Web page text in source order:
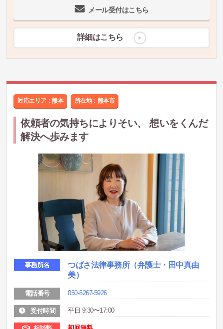
メール受付はこちら
詳細はこちら
対応エリア：熊本 所在地： 熊本市
依頼者の気持ちによりそい、 想いをくんだ
解決へ歩みます
事務所名
つばさ法律事務所（弁護士・田中真由
美）
電話番号 050-5267-5926
受付時間 平日 9:30〜17:00